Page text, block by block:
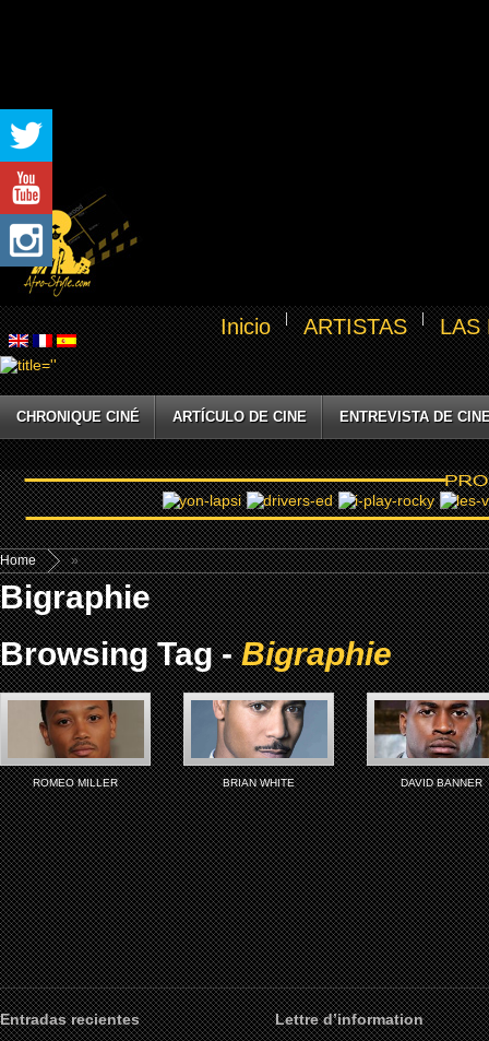
Inicio ARTISTAS LAS
CHRONIQUE CINÉ ARTÍCULO DE CINE ENTREVISTA DE
Home »
Bigraphie
Browsing Tag -Bigraphie
ROMEO MILLER BRIAN WHITE DAVID BANNER
Entradas recientes Lettre d’information